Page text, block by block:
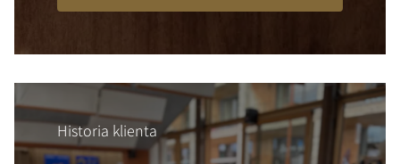
Historia klienta